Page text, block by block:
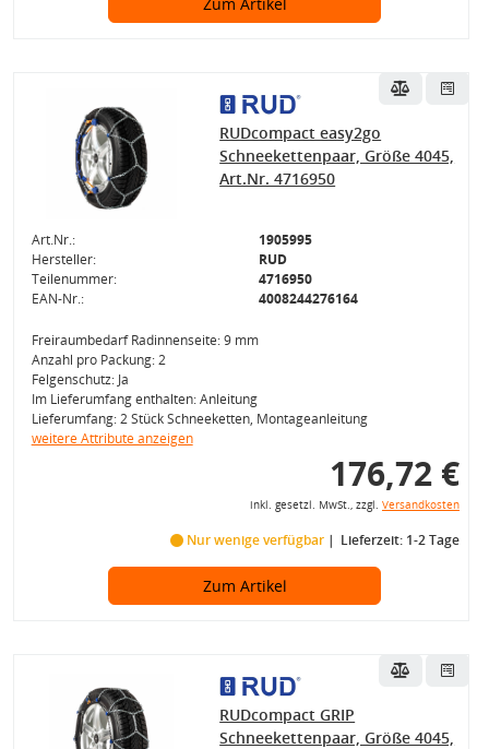
RUDcompact easy2go
Schneekettenpaar, Größe 4045,
Art.Nr. 4716950
Art.Nr.:
1905995
Hersteller:
RUD
Teilenummer:
4716950
EAN-Nr.:
4008244276164
Freiraumbedarf Radinnenseite: 9 mm
Anzahl pro Packung: 2
Felgenschutz: Ja
Im Lieferumfang enthalten: Anleitung
Lieferumfang: 2 Stück Schneeketten, Montageanleitung
weitere Attribute anzeigen
176,72 €
inkl. gesetzl. MwSt., zzgl. Versandkosten
Nur wenige verfügbar Lieferzeit: 1-2 Tage
Zum Artikel
RUDcompact GRIP
Schneekettenpaar, Größe 4045,